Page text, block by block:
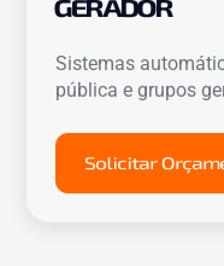
GERADOR
Sistemas
pública e grupos
Solicitar